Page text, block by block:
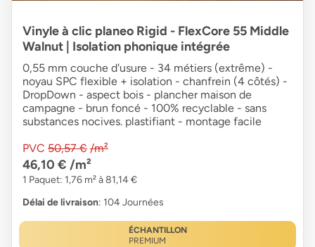
Vinyle à clic planeo Rigid - FlexCore 55 Middle
Walnut | Isolation phonique intégrée
0,55 mm couche d'usure - 34 métiers (extrême) -
noyau SPC flexible + isolation - chanfrein (4 côtés) -
DropDown - aspect bois - plancher maison de
campagne - brun foncé - 100% recyclable - sans
substances nocives. plastifiant - montage facile
PVC 50,57 € /m²
46,10 € /m²
1 Paquet: 1,76 m² à 81,14 €
Délai de livraison: 104 Journées
ÉCHANTILLON
PREMIUM